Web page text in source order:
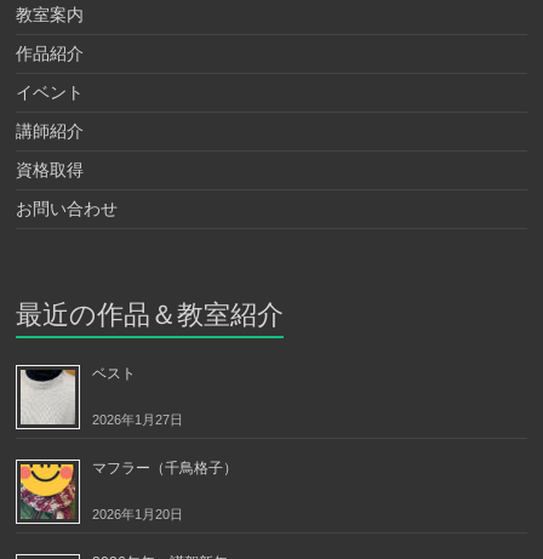
教室案内
作品紹介
イベント
講師紹介
資格取得
お問い合わせ
最近の作品＆教室紹介
ベスト
2026年1月27日
マフラー（千鳥格子）
2026年1月20日